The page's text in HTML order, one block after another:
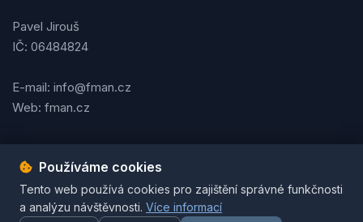
Pavel Jirouš
IČ: 06484824
E-mail: info@fman.cz
Web: fman.cz
Podmínky použitíOchrana osobních údajůCookies
© 2026 FMAN.cz. Všechna práva vyhrazena. | Vytvořil
Používáme cookies
Tento web používá cookies pro zajištění správné funkčnosti
a analýzu návštěvnosti. Více informací